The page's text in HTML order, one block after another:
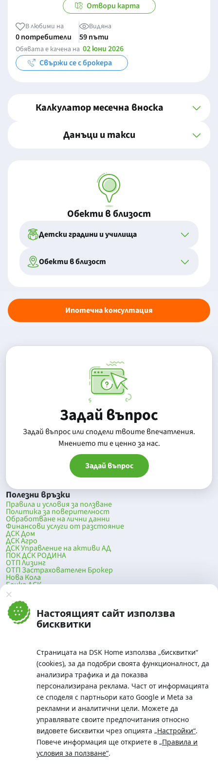
Настоящият сайт използва
бисквитки
Страницата на DSK Home използва „бисквитки“
(cookies), за да подобри своята функционалност, да
анализира трафика и да показва
персонализирана реклама. Част от информацията
се споделя с партньори като Google и Meta за
рекламни и аналитични цели. Можете да
управлявате своите предпочитания относно
видовете бисквитки чрез опцията „Настройки“.
Повече информация ще откриете в „Правила и
условия за ползване“.
Отвори карта
В любими на
0 потребители
Видяна
59 пъти
Обявата е качена на 02 юни 2026
Свържи се с брокера
Калкулатор месечна вноска
Данъци и такси
Обекти в близост
Детски градини и училища
Обекти в близост
Ипотечна консултация
Задай въпрос
Задай въпрос или сподели твоите впечатления.
Mнението ти е ценно за нас.
Задай въпрос
Полезни връзки
Правила и условия за ползване
Политика за поверителност
Обработване на лични данни
Финансови услуги от разстояние
ДСК Дом
ДСК Агро
ДСК Управление на активи АД
ПОК ДСК РОДИНА
ОТП Лизинг
ОТП Застрахователен Брокер
Нова Кола
Банка ДСК
DSK Mobile
Оферти за продажба от Банка ДСК
Клонова мрежа и банкомати
До началото на страницата
Телефон:
0700 10 375 / *2375
Московска No.19 / ул. Г. Бенковски No. 5, София 1036
SWIFT/BIC: